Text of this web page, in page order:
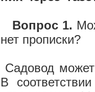
Вопрос 1.
нет прописки?
Садовод может
В